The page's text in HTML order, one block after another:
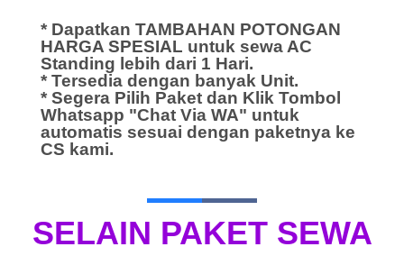
* Dapatkan TAMBAHAN POTONGAN
HARGA SPESIAL untuk sewa AC
Standing lebih dari 1 Hari.
* Tersedia dengan banyak Unit.
* Segera Pilih Paket dan Klik Tombol
Whatsapp "Chat Via WA" untuk
automatis sesuai dengan paketnya ke
CS kami.
SELAIN PAKET SEWA